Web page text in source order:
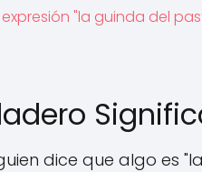
expresión "la guinda del
dice que algo es